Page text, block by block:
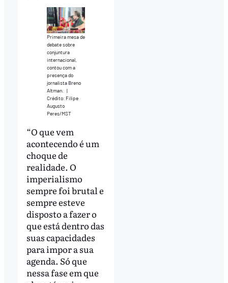
Primeira mesa de
debate sobre
conjuntura
internacional,
contou com a
presença do
jornalista Breno
Altman.
|
Crédito: Filipe
Augusto
Peres/MST
“O que vem
acontecendo é um
choque de
realidade. O
imperialismo
sempre foi brutal e
sempre esteve
disposto a fazer o
que está dentro das
suas capacidades
para impor a sua
agenda. Só que
nessa fase em que